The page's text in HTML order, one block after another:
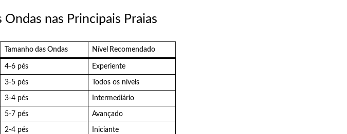
Ondas nas Principais Praias
Tamanho das Ondas Nível Recomendado
4-6 pés Experiente
3-5 pés Todos os níveis
3-4 pés Intermediário
5-7 pés Avançado
2-4 pés Iniciante